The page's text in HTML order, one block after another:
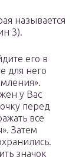
называется
3).
его в
для него
у Вас
перед
все
Затем
значок